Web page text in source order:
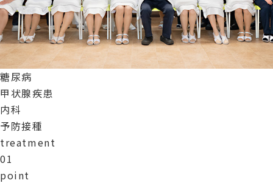
糖尿病
甲状腺疾患
内科
予防接種
treatment
01
point